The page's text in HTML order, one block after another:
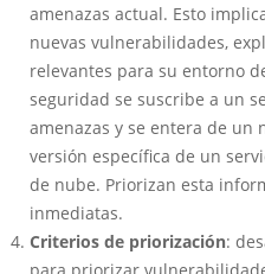
amenazas actual. Esto
nuevas vulnerabilidades,
relevantes para su entorno
seguridad se suscribe a un
amenazas y se entera de un
versión específica de un
de nube. Priorizan esta
inmediatas.
Criterios de priorización:
para priorizar